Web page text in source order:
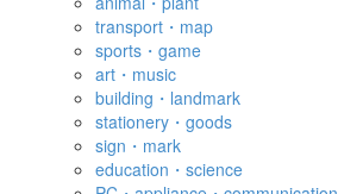
transport・map
sports・game
art・music
building・landmark
stationery・goods
sign・mark
education・science